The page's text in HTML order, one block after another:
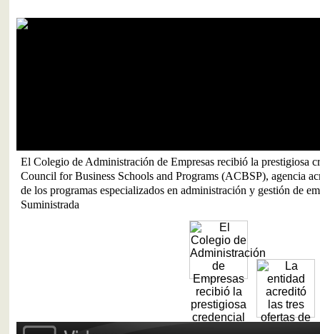
El Colegio de Administración de Empresas recibió la prestigiosa
Council for Business Schools and Programs (ACBSP), agencia
de los programas especializados en administración y gestión de
Suministrada